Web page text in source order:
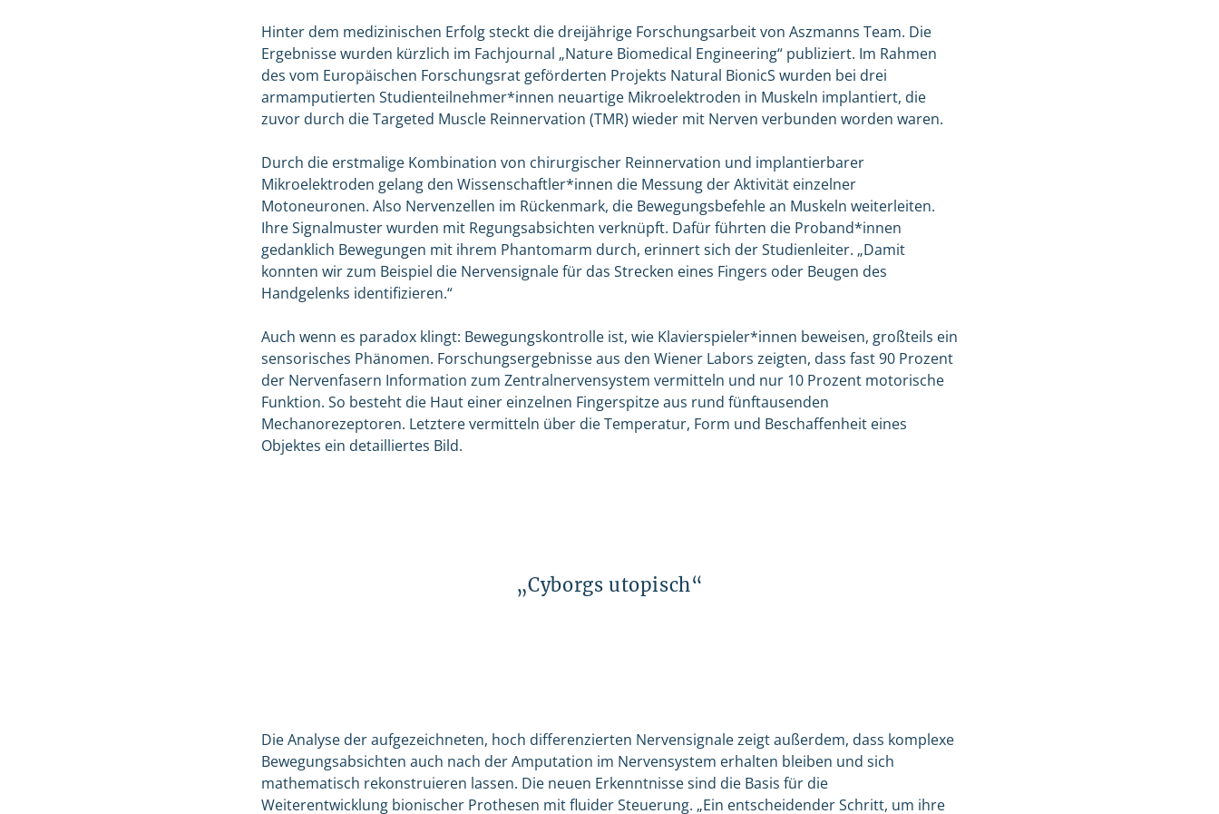
Hinter dem medizinischen Erfolg steckt die dreijährige Forschungsarbeit von Aszmanns Team. Die
Ergebnisse wurden kürzlich im Fachjournal „Nature Biomedical Engineering“ publiziert. Im Rahmen
des vom Europäischen Forschungsrat geförderten Projekts Natural BionicS wurden bei drei
armamputierten Studienteilnehmer*innen neuartige Mikroelektroden in Muskeln implantiert, die
zuvor durch die Targeted Muscle Reinnervation (TMR) wieder mit Nerven verbunden worden waren.
Durch die erstmalige Kombination von chirurgischer Reinnervation und implantierbarer
Mikroelektroden gelang den Wissenschaftler*innen die Messung der Aktivität einzelner
Motoneuronen. Also Nervenzellen im Rückenmark, die Bewegungsbefehle an Muskeln weiterleiten.
Ihre Signalmuster wurden mit Regungsabsichten verknüpft. Dafür führten die Proband*innen
gedanklich Bewegungen mit ihrem Phantomarm durch, erinnert sich der Studienleiter. „Damit
konnten wir zum Beispiel die Nervensignale für das Strecken eines Fingers oder Beugen des
Handgelenks identifizieren.“
Auch wenn es paradox klingt: Bewegungskontrolle ist, wie Klavierspieler*innen beweisen, großteils ein
sensorisches Phänomen. Forschungsergebnisse aus den Wiener Labors zeigten, dass fast 90 Prozent
der Nervenfasern Information zum Zentralnervensystem vermitteln und nur 10 Prozent motorische
Funktion. So besteht die Haut einer einzelnen Fingerspitze aus rund fünftausenden
Mechanorezeptoren. Letztere vermitteln über die Temperatur, Form und Beschaffenheit eines
Objektes ein detailliertes Bild.
„Cyborgs utopisch“
Die Analyse der aufgezeichneten, hoch differenzierten Nervensignale zeigt außerdem, dass komplexe
Bewegungsabsichten auch nach der Amputation im Nervensystem erhalten bleiben und sich
mathematisch rekonstruieren lassen. Die neuen Erkenntnisse sind die Basis für die
Weiterentwicklung bionischer Prothesen mit fluider Steuerung. „Ein entscheidender Schritt, um ihre